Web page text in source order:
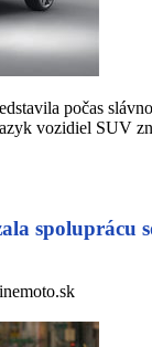
počas
vozidiel SUV
spoluprácu